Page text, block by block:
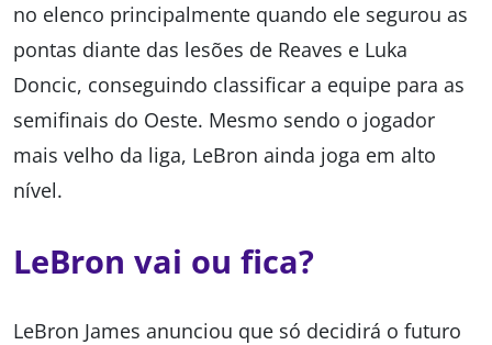
no elenco principalmente quando ele segurou as
pontas diante das lesões de Reaves e Luka
Doncic, conseguindo classificar a equipe para as
semifinais do Oeste. Mesmo sendo o jogador
mais velho da liga, LeBron ainda joga em alto
nível.
LeBron vai ou fica?
LeBron James anunciou que só decidirá o futuro